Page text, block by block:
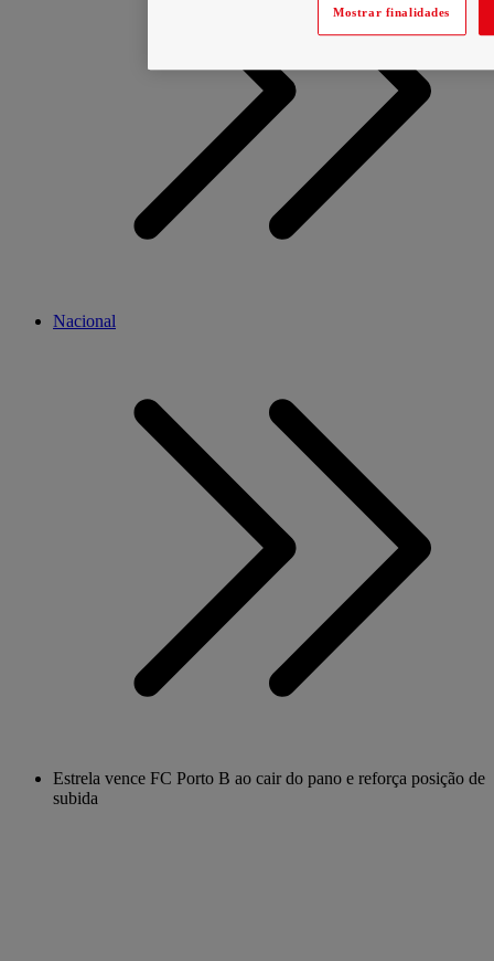
Nacional
Estrela vence FC Porto B ao cair do pano e reforça posição de
subida
Mostrar finalidades